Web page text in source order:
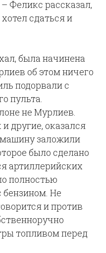
Феликс рассказал,
сдаться и
была начинена
об этом ничего
подорвали с
пульта.
не Мурлиев.
другие, оказался
заложили
было сделано
артиллерийских
полностью
бензином. Не
и против
топливом перед